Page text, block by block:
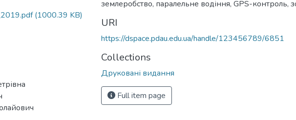
(1000.39 KB)
землеробство, паралельне водіння, GPS-контроль,
URI
https://dspace.pdau.edu.ua/handle/123456789/6851
Collections
Друковані видання
Full item page